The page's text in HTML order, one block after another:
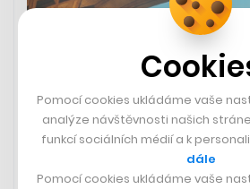
Pomocí cookies ukládáme vaše
analýze návštěvnosti našich
funkcí sociálních médií a k
dále
Pomocí cookies ukládáme vaše